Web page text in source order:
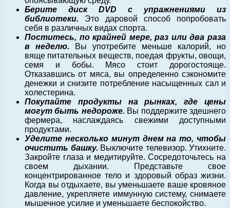
Берите диск DVD с упражнениями из
библиотеки.
Это даровой способ попробовать
себя в различных видах спорта.
Поститесь, по крайней мере, раз или два раза
в неделю. Вы употребите меньше калорий, но
вяще питательных веществ, поедая фрукты, овощи,
семя и бобы. Мясо стоит дорогостояще.
Отказавшись от мяса, вы определенно сэкономите
денежки и снизите потребление насыщенных сал и
холестерина.
Покупайте продукты на рынках, где цены
могут быть недороже. Вы поддержите здешнего
фермера, наслаждаясь свежими доступными
продуктами.
Уделите несколько минут днем на то, чтобы
очистить башку. Выключите телевизор. Утихните.
Закройте глаза и медитируйте. Сосредоточьтесь на
своем дыхании. Представьте свое
концентрированное тело и здоровый образ жизни.
Когда вы отдыхаете, вы уменьшаете ваше кровяное
давление, укрепляете иммунную систему, снимаете
мышечное усилие и уменьшаете беспокойство.